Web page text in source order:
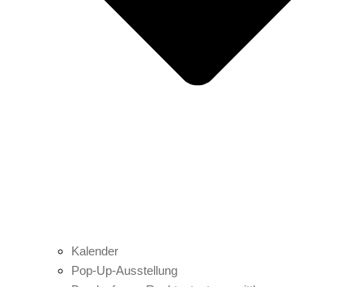
Kalender
Pop-Up-Ausstellung